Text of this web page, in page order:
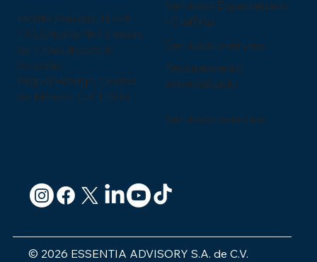
Servicios Especializado
- Staffing
Servicios overview
Reclutamiento
especializado
Servicios overview
Monte Pelvoux, N. ext.
120, Oficina PB2, Lomas
de Chapultepec II
Sección.
Miguel Hidalgo, Ciudad
de México, C.P. 11000.
© 2026 ESSENTIA ADVISORY S.A. de C.V.